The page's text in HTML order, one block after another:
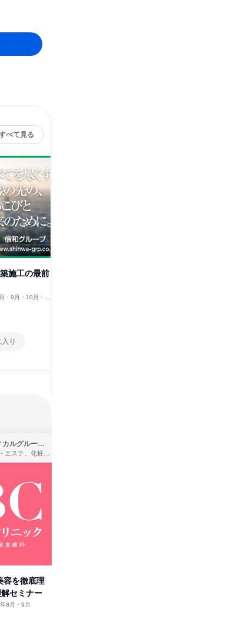
べて見る
施工の最前
・9月・10月・11
り
SBCメディカルグループ株式会社
理容・美容・エステ、化粧品・理美容用品小売、医療・病院
容を徹底理
セミナー
8月・9月